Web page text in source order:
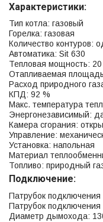
Характеристики:
Тип котла: газовый
Горелка: газовая
Количество контуров:
Автоматика: Sit 630
Тепловая мощность: 20
Отапливаемая
Расход природного
КПД: 92 %
Макс. температура
Энергонезависимый:
Камера сгорания:
Управление:
Установка: напольная
Материал
Топливо: природный
Подключение:
Патрубок подключения
Патрубок подключения
Диаметр дымохода: